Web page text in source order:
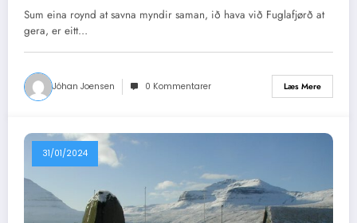
Sum eina roynd at savna myndir saman, ið hava við Fuglafjørð at
gera, er eitt…
Jóhan Joensen 0 Kommentarer Læs Mere
31/01/2024